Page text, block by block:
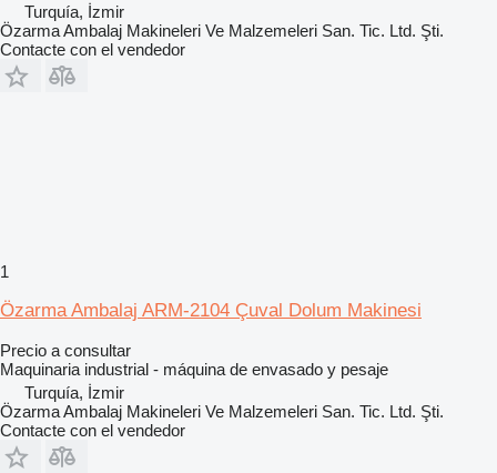
Turquía, İzmir
Özarma Ambalaj Makineleri Ve Malzemeleri San. Tic. Ltd. Şti.
Contacte con el vendedor
1
Özarma Ambalaj ARM-2104 Çuval Dolum Makinesi
Precio a consultar
Maquinaria industrial - máquina de envasado y pesaje
Turquía, İzmir
Özarma Ambalaj Makineleri Ve Malzemeleri San. Tic. Ltd. Şti.
Contacte con el vendedor